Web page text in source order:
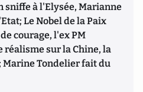
sniffe à l'Elysée, Marianne
Le Nobel de la Paix
courage, l'ex PM
sur la Chine, la
Marine Tondelier fait du